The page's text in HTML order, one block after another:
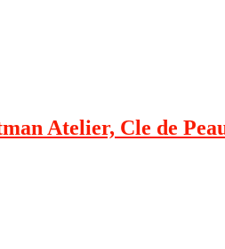
Atelier, Cle de